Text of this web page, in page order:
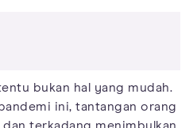
bukan hal yang mudah.
ini, tantangan orang
terkadang menimbulkan